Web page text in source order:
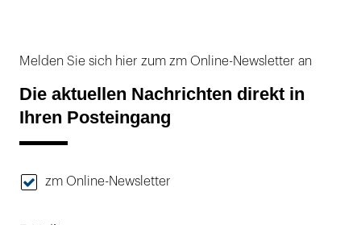
Melden Sie sich hier zum zm Online-Newsletter an
Die aktuellen Nachrichten direkt in
Ihren Posteingang
zm Online-Newsletter